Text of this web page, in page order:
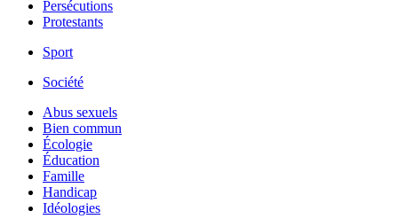
Persécutions
Protestants
Sport
Société
Abus sexuels
Bien commun
Écologie
Éducation
Famille
Handicap
Idéologies